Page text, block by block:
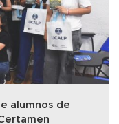
alumnos de